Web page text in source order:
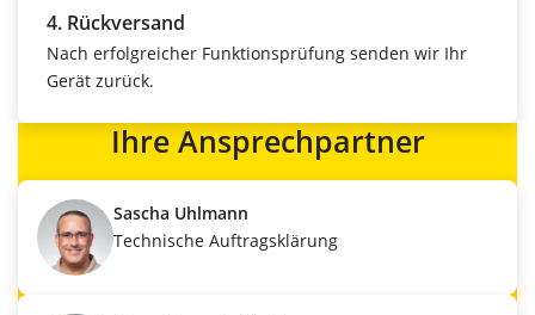
4. Rückversand
Nach erfolgreicher Funktionsprüfung senden wir Ihr
Gerät zurück.
Ihre Ansprechpartner
Sascha Uhlmann
Technische Auftragsklärung